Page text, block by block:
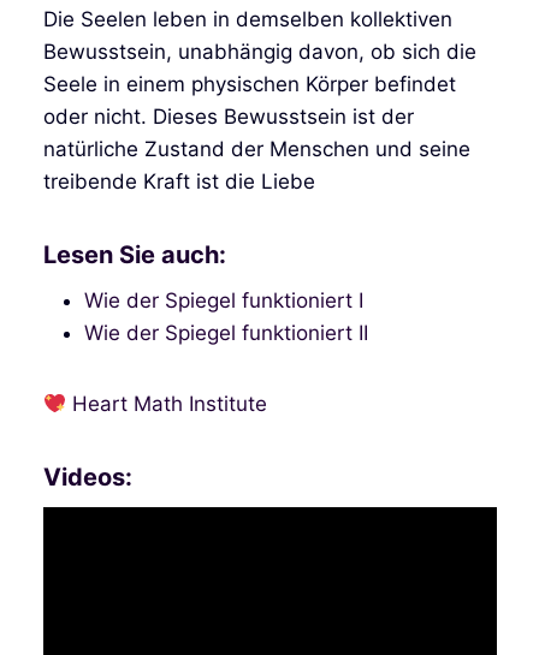
Die Seelen leben in demselben kollektiven
Bewusstsein, unabhängig davon, ob sich die
Seele in einem physischen Körper befindet
oder nicht. Dieses Bewusstsein ist der
natürliche Zustand der Menschen und seine
treibende Kraft ist die Liebe
Lesen Sie auch:
Wie der Spiegel funktioniert I
Wie der Spiegel funktioniert II
Heart Math Institute
Videos: